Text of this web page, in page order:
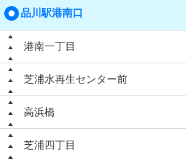
品川駅港南口
港南一丁目
芝浦水再生センター前
高浜橋
芝浦四丁目